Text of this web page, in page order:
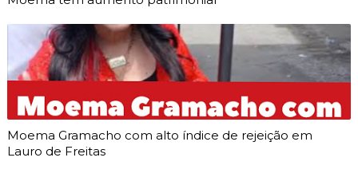
Moema Gramacho com alto índice de rejeição em
Lauro de Freitas